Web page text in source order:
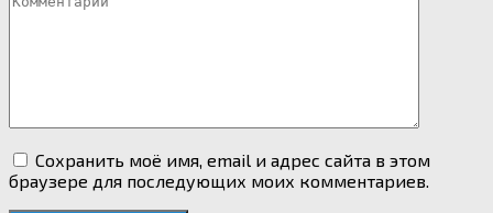
Сохранить моё имя, email и адрес сайта в этом
браузере для последующих моих комментариев.